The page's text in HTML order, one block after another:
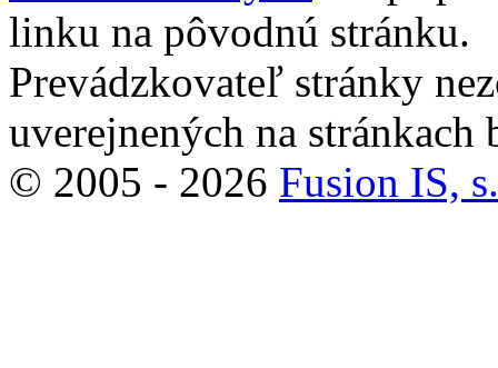
linku na pôvodnú stránku.
Prevádzkovateľ stránky
uverejnených na stránkach
© 2005 - 2026 Fusion IS,